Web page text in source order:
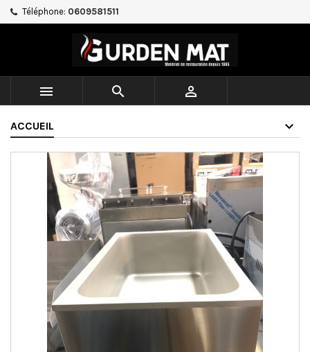
Téléphone: 0609581511
  
ACCUEIL